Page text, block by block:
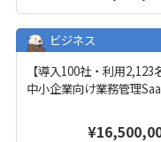
ビジネス
【導入100社・利用2,123
中小企業向け業務管理Saa